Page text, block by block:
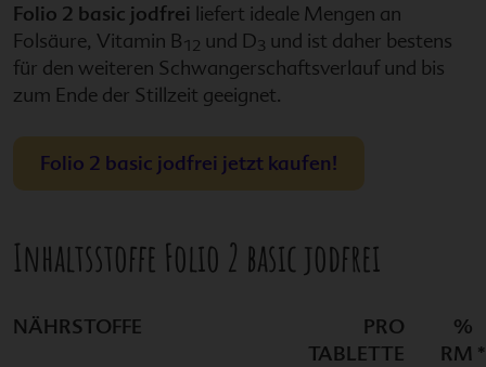
Folio 2 basic jodfrei liefert ideale Mengen an
Folsäure, Vitamin B12 und D3 und ist daher bestens
für den weiteren Schwangerschaftsverlauf und bis
zum Ende der Stillzeit geeignet.
Folio 2 basic jodfrei jetzt kaufen!
Inhaltsstoffe Folio 2 basic jodfrei
NÄHRSTOFFE
PRO
TABLETTE
%
RM *